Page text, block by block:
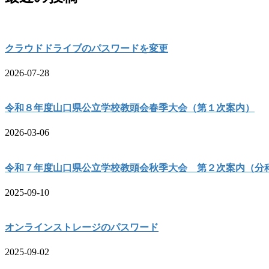
クラウドドライブのパスワードを変更
2026-07-28
令和８年度山口県公立学校教頭会春季大会（第１次案内）
2026-03-06
令和７年度山口県公立学校教頭会秋季大会 第２次案内（分
2025-09-10
オンラインストレージのパスワード
2025-09-02